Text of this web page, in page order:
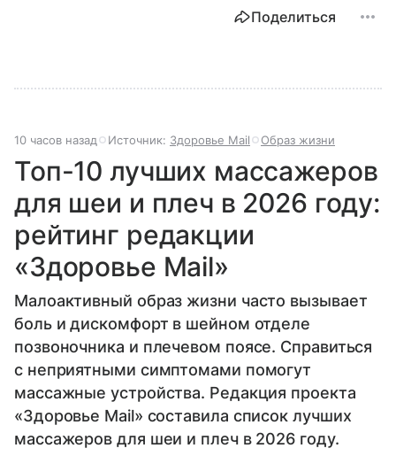
Поделиться
10 часов назад Источник: Здоровье Mail Образ жизни
Топ-10 лучших массажеров
для шеи и плеч в 2026 году:
рейтинг редакции
«Здоровье Mail»
Малоактивный образ жизни часто вызывает
боль и дискомфорт в шейном отделе
позвоночника и плечевом поясе. Справиться
с неприятными симптомами помогут
массажные устройства. Редакция проекта
«Здоровье Mail» составила список лучших
массажеров для шеи и плеч в 2026 году.